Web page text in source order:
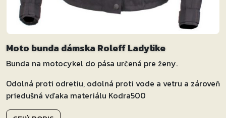
Moto bunda dámska Roleff Ladylike
Bunda na motocykel do pása určená pre ženy.
Odolná proti odretiu, odolná proti vode a vetru a zároveň
priedušná vďaka materiálu Kodra500